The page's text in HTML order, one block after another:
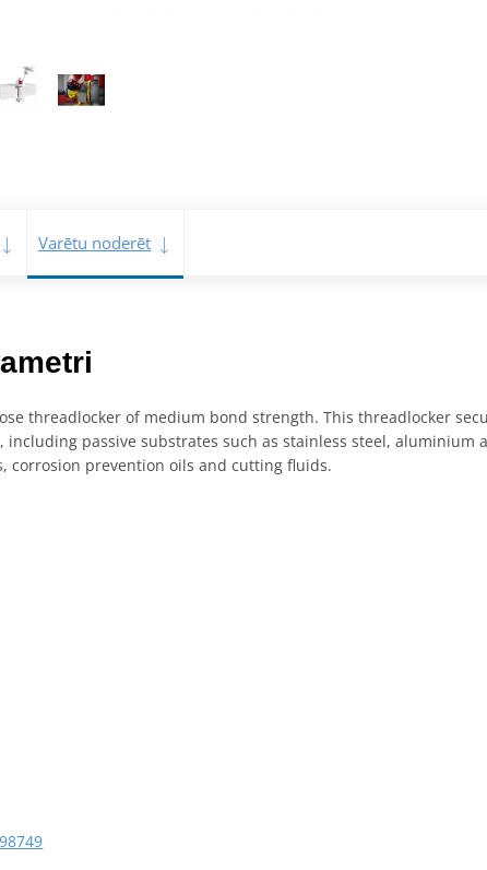
Varētu noderēt
threadlocker of medium bond strength. This threadlocker
including passive substrates such as stainless steel,
corrosion prevention oils and cutting fluids.